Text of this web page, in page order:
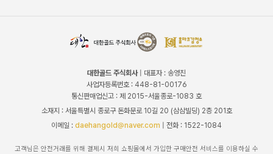
대한골드 주식회사| 대표자 : 송영진
사업자등록번호 : 448-81-00176
통신판매업신고 : 제 2015-서울종로-1083 호
소재지 : 서울특별시 종로구 돈화문로 10길 20 (삼삼빌딩) 2층 201호
이메일 : daehangold@naver.com | 전화 : 1522-1084
고객님은 안전거래를 위해 결제시 저희 쇼핑몰에서 가입한 구매안전 서비스를 이용하실 수